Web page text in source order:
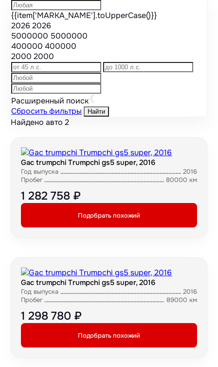
{{item['MARKA_NAME'].toUpperCase()}}
20262026
5000000 5000000
400000400000
20002000
Расширенный поиск
Сбросить фильтры
Найти
Найдено авто2
Gac trumpchi Trumpchi gs5 super, 2016
Год выпуска
2016
Пробег
80000 км
1 282 758 ₽
Подобрать похожий
Gac trumpchi Trumpchi gs5 super, 2016
Год выпуска
2016
Пробег
89000 км
1 298 780 ₽
Подобрать похожий